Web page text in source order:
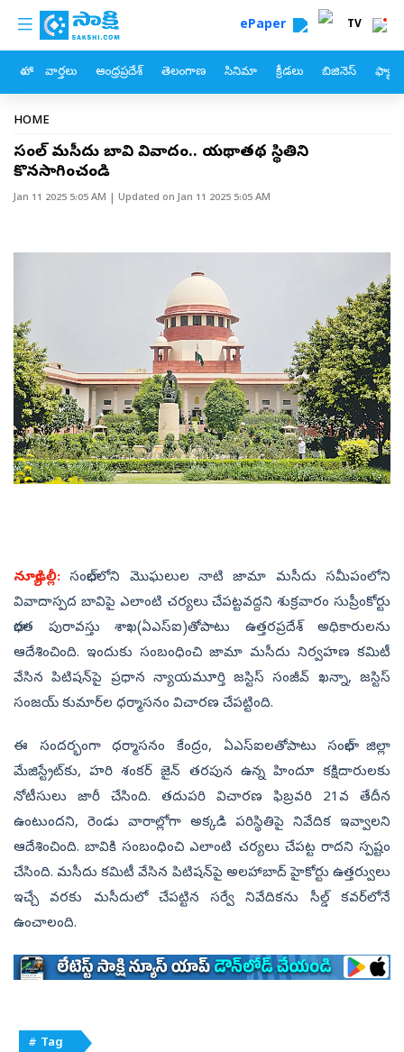
Skip to main content
custom menu ePaper TV
హోం వార్తలు ఆంధ్రప్రదేశ్ తెలంగాణ సినిమా క్రీడలు బిజినెస్
Breadcrumb
HOME
సంభాల్‌ మసీదు బావి వివాదం.. యథాతథ స్థితిని
కొనసాగించండి
Jan 11 2025 5:05 AM | Updated onJan 11 2025 5:05 AM
న్యూఢిల్లీ:సంభాల్‌లోని మొఘలుల నాటి జామా మసీదు సమీపంలోని
వివాదాస్పద బావిపై ఎలాంటి చర్యలు చేపట్టవద్దని శుక్రవారం సుప్రీంకోర్టు
భారత పురావస్తు శాఖ(ఏఎస్‌ఐ)తోపాటు ఉత్తరప్రదేశ్‌ అధికారులను
ఆదేశించింది. ఇందుకు సంబంధించి జామా మసీదు నిర్వహణ కమిటీ
వేసిన పిటిషన్‌పై ప్రధాన న్యాయమూర్తి జస్టిస్‌ సంజీవ్‌ ఖన్నా, జస్టిస్‌
సంజయ్‌ కుమార్‌ల ధర్మాసనం విచారణ చేపట్టింది.
ఈ సందర్భంగా ధర్మాసనం కేంద్రం, ఏఎస్‌ఐలతోపాటు సంభాల్‌ జిల్లా
మేజిస్ట్రేట్‌కు, హరి శంకర్‌ జైన్‌ తరపున ఉన్న హిందూ కక్షిదారులకు
నోటీసులు జారీ చేసింది. తదుపరి విచారణ ఫిబ్రవరి 21వ తేదీన
ఉంటుందని, రెండు వారాల్లోగా అక్కడి పరిస్థితిపై నివేదిక ఇవ్వాలని
ఆదేశించింది. బావికి సంబంధించి ఎలాంటి చర్యలు చేపట్ట రాదని స్పష్టం
చేసింది. మసీదు కమిటీ వేసిన పిటిషన్‌పై అలహాబాద్‌ హైకోర్టు ఉత్తర్వులు
ఇచ్చే వరకు మసీదులో చేపట్టిన సర్వే నివేదికను సీల్డ్‌ కవర్‌లోనే
ఉంచాలంది.
# Tag